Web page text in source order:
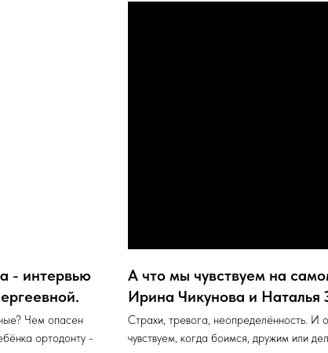
- интервью
Чем опасен
ортодонту -
А что мы чувствуем на
Ирина Чикунова и Наталья
Страхи, тревога, неопределённость.
чувствуем, когда боимся, дружим или